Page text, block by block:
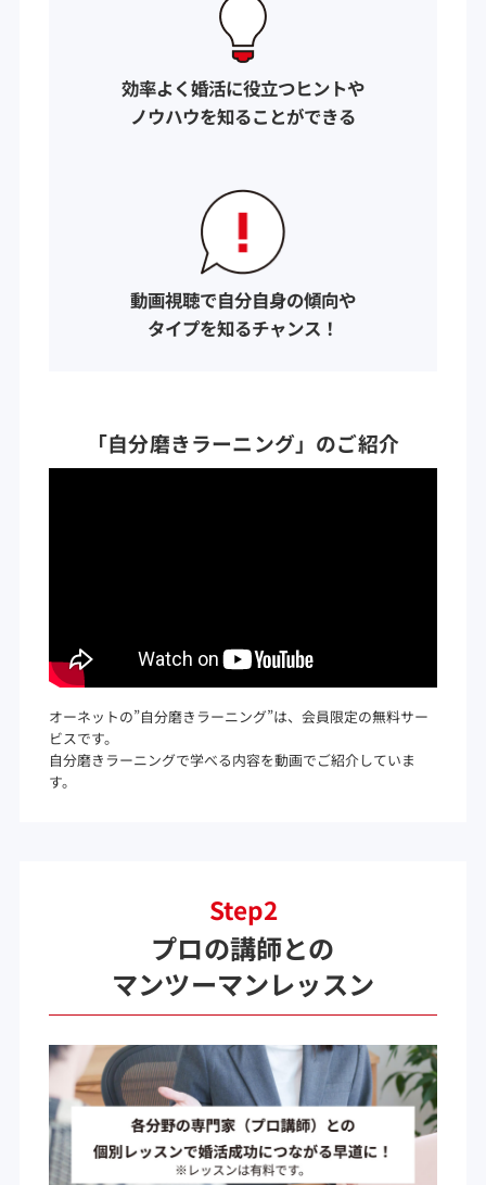
効率よく婚活に役立つヒントや
ノウハウを知ることができる
動画視聴で自分自身の傾向や
タイプを知るチャンス！
「自分磨きラーニング」のご紹介
オーネットの”自分磨きラーニング”は、会員限定の無料サー
ビスです。
自分磨きラーニングで学べる内容を動画でご紹介していま
す。
Step2
プロの講師との
マンツーマンレッスン